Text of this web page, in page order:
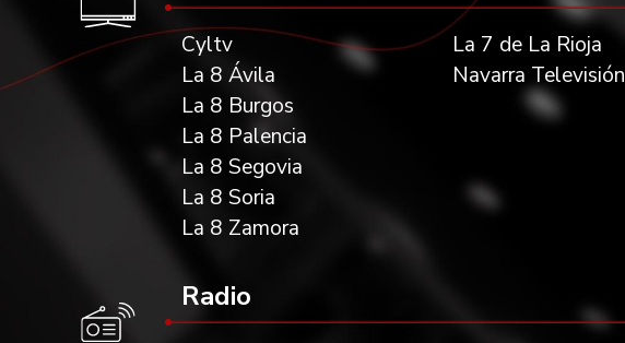
Cyltv
La 8 Ávila
La 8 Burgos
La 8 Palencia
La 8 Segovia
La 8 Soria
La 8 Zamora
La 7 de La Rioja
Navarra Televisión
Radio